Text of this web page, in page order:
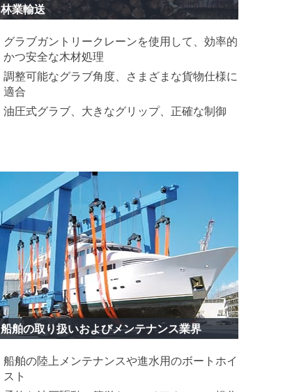
林業輸送
グラブガントリークレーンを使用して、効率的
かつ安全な木材処理
調整可能なグラブ角度、さまざまな貨物仕様に
適合
油圧式グラブ、大きなグリップ、正確な制御
船舶の取り扱いおよびメンテナンス業界
船舶の陸上メンテナンスや進水用のボートホイ
スト